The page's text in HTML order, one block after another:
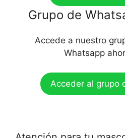
Grupo de
Accede a nuestro
Whatsapp
Acceder al grupo